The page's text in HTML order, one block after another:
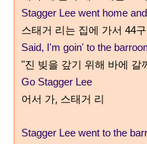
Stagger Lee went home a
스태거 리는 집에 가서 44
Said, I'm goin' to the
"진 빚을 갚기 위해 바에 갈
Go Stagger Lee
어서 가, 스태거 리
Stagger Lee went to the